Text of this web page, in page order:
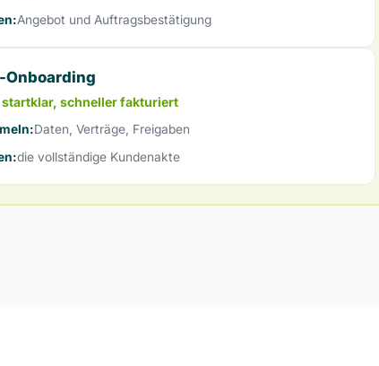
Angebot und Auftragsbestätigung
Onboarding
startklar, schneller fakturiert
Daten, Verträge, Freigaben
die vollständige Kundenakte